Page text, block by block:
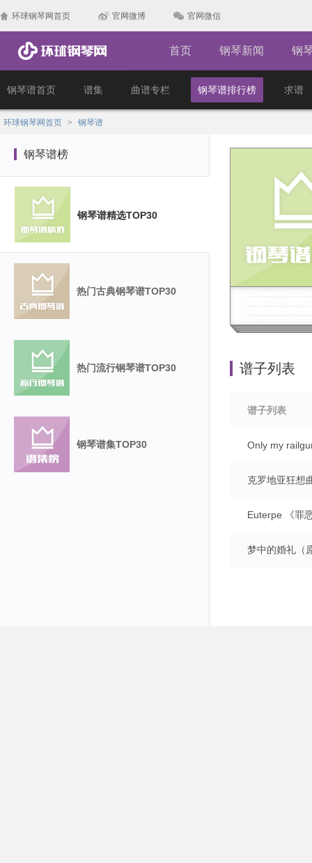
环球钢琴网首页 官网微博 官网微信
首页 钢琴新闻 钢
钢琴谱首页 谱集 曲谱专栏 钢琴谱排行榜 求谱
环球钢琴网首页 > 钢琴谱
钢琴谱榜
钢琴谱精选TOP30
热门古典钢琴谱TOP30
热门流行钢琴谱TOP30
钢琴谱集TOP30
谱子列表
谱子列表
Only my
克罗地亚狂想
Euterpe 《罪
梦中的婚礼（